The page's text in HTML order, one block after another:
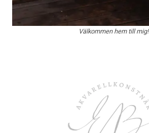
Välkommen hem till mig!